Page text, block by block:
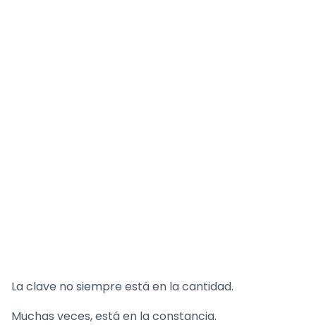
La clave no siempre está en la cantidad.
Muchas veces, está en la constancia.